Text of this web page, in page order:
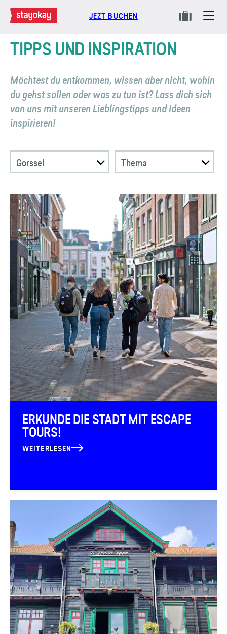
JEZT BUCHEN
TIPPS UND INSPIRATION
Möchtest du entkommen, wissen aber nicht, wohin
du gehst sollen oder was zu tun ist? Lass dich sich
von uns mit unseren Lieblings­tipps und Ideen
inspirieren!
Gorssel Thema
ERKUNDE DIE STADT MIT ESCAPE
TOURS!
WEITERLESEN